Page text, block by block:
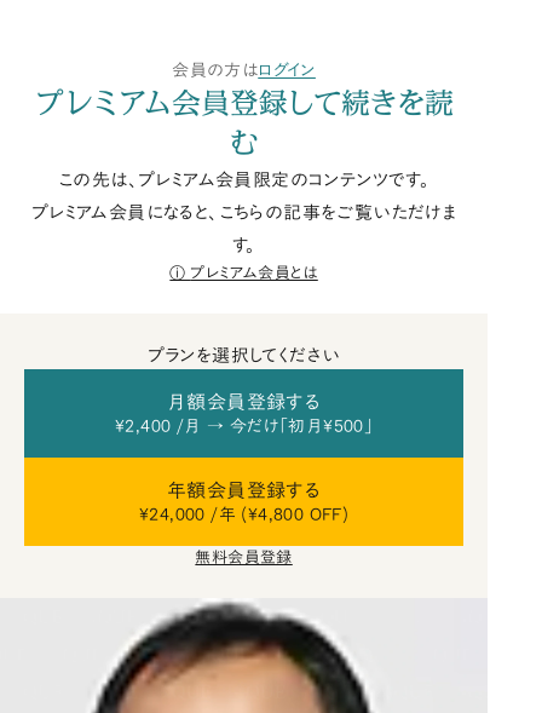
会員の方はログイン
プレミアム会員登録して続きを読
む
この先は、プレミアム会員限定のコンテンツです。
プレミアム会員になると、こちらの記事をご覧いただけま
す。
プレミアム会員とは
プランを選択してください
月額会員登録する
¥2,400 /月 → 今だけ「初月¥500」
年額会員登録する
¥24,000 /年 (¥4,800 OFF)
無料会員登録